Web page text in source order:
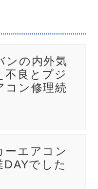
ンの内外気
不良とプジ
コン修理続
ーエアコン
DAYでした